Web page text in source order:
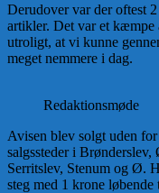
Derudover var der oftest
artikler. Det var et kæmpe
utroligt, at vi kunne
meget nemmere i dag.
Redaktionsmøde
Avisen blev solgt uden
salgssteder i
Serritslev, Stenum og Ø.
steg med 1 krone løbende